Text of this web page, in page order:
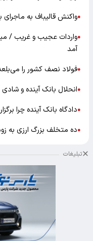
●واکنش قالیباف به ماجرای
●واردات عجیب و غریب /
آمد
●فولاد نصف کشور را
●انحلال بانک آینده و
●دادگاه بانک آینده چرا
●ده متخلف بزرگ ارزی به
تبلیغات